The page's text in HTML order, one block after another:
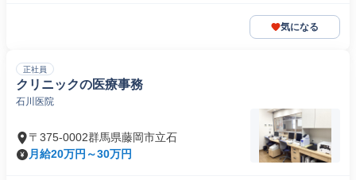
気になる
正社員
クリニックの医療事務
石川医院
〒375-0002群馬県藤岡市立石
月給20万円～30万円